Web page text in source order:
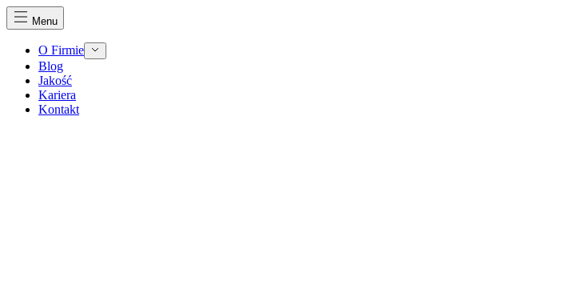
Menu
O Firmie
Blog
Jakość
Kariera
Kontakt